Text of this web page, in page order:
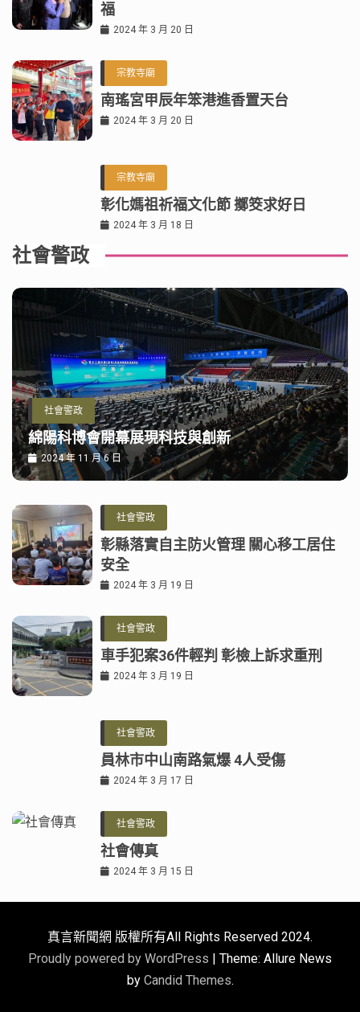
福
2024 年 3 月 20 日
宗教寺廟
南瑤宮甲辰年笨港進香置天台
2024 年 3 月 20 日
宗教寺廟
彰化媽祖祈福文化節 擲筊求好日
2024 年 3 月 18 日
社會警政
社會警政
綿陽科博會開幕展現科技與創新
2024 年 11 月 6 日
社會警政
彰縣落實自主防火管理 關心移工居住
安全
2024 年 3 月 19 日
社會警政
車手犯案36件輕判 彰檢上訴求重刑
2024 年 3 月 19 日
社會警政
員林市中山南路氣爆 4人受傷
2024 年 3 月 17 日
社會警政
社會傳真
2024 年 3 月 15 日
真言新聞網 版權所有All Rights Reserved 2024.
Proudly powered by WordPress
Theme: Allure News
by Candid Themes.